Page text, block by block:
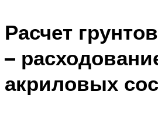
Расчет
–
акриловых